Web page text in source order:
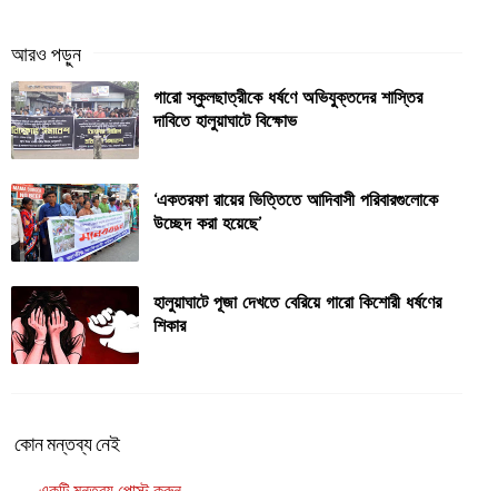
গারো স্কুলছাত্রীকে ধর্ষণে অভিযুক্তদের শাস্তির
দাবিতে হালুয়াঘাটে বিক্ষোভ
‘একতরফা রায়ের ভিত্তিতে আদিবাসী পরিবারগুলোকে
উচ্ছেদ করা হয়েছে’
হালুয়াঘাটে পূজা দেখতে বেরিয়ে গারো কিশোরী ধর্ষণের
শিকার
কোন মন্তব্য নেই